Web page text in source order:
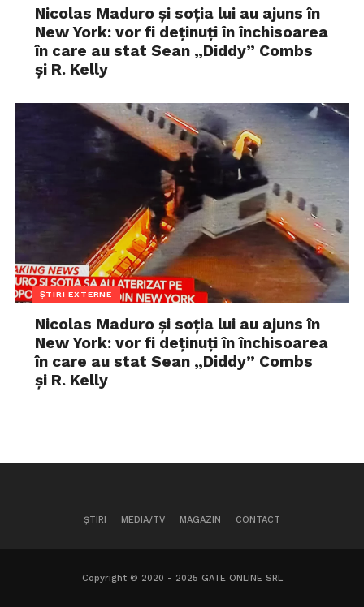
Nicolas Maduro și soția lui au ajuns în
New York: vor fi deținuți în închisoarea
în care au stat Sean „Diddy” Combs
și R. Kelly
ȘTIRI EXTERNE
Nicolas Maduro și soția lui au ajuns în
New York: vor fi deținuți în închisoarea
în care au stat Sean „Diddy” Combs
și R. Kelly
ȘTIRI MEDIA/TV MAGAZIN CONTACT
Copyright © 2020 - 2025 GATE ONLINE SRL